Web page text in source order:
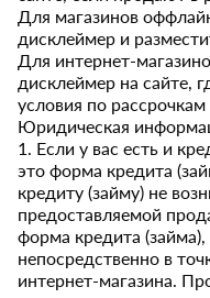
Для магазинов
дисклеймер и
Для интернет-
дисклеймер на сайте,
условия по
Юридическая
1. Если у вас есть и
это форма кредита
кредиту (займу) не
предоставляемой
форма кредита
непосредственно в
интернет-магазина.